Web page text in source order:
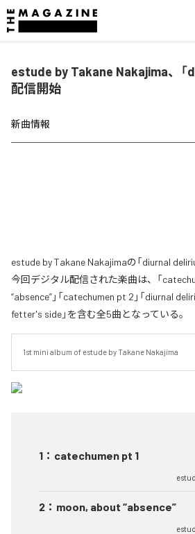
estude by Takane Nakajima、「
配信開始
新曲情報
estude by Takane Nakajimaの「diurnal
今回デジタル配信された楽曲は、「
“absence”」「catechumen pt 2」「diurnal
fetter's side」を含む全5曲となっている。
1st mini album of estude by Takane Nakajima
1 ： catechumen pt 1
2 ： moon, about “absence”